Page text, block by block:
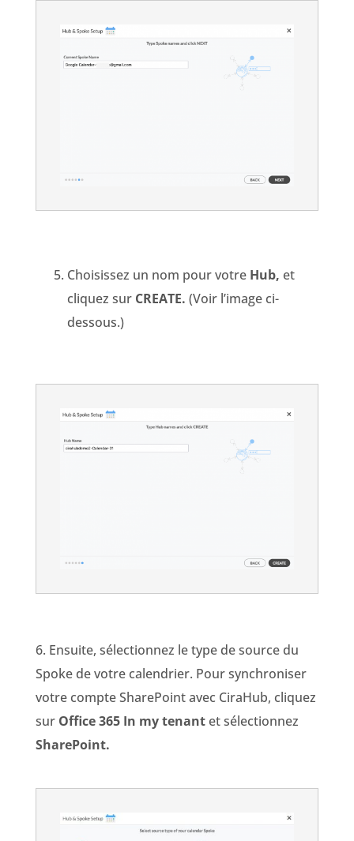
Choisissez un nom pour votre Hub, et
cliquez sur CREATE. (Voir l’image ci-
dessous.)
6. Ensuite, sélectionnez le type de source du
Spoke de votre calendrier. Pour synchroniser
votre compte SharePoint avec CiraHub, cliquez
sur Office 365 In my tenantet sélectionnez
SharePoint.